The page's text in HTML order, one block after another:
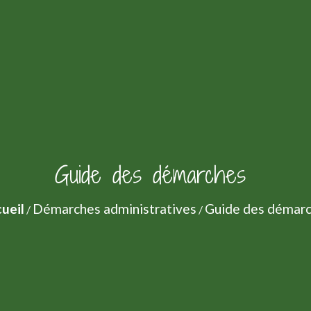
Guide des démarches
/ Démarches administratives / Guide des